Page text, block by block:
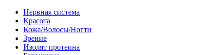
Нервная система
Красота
Кожа/Волосы/Ногти
Зрение
Изолят протеина